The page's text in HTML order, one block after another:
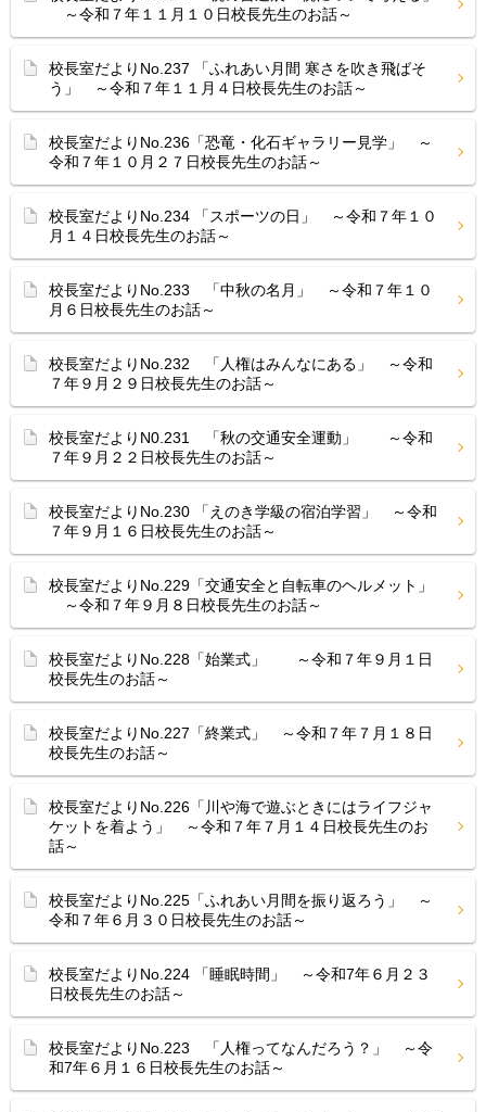
～令和７年１１月１０日校長先生のお話～
校長室だよりNo.237 「ふれあい月間 寒さを吹き飛ばそ
う」 ～令和７年１１月４日校長先生のお話～
校長室だよりNo.236「恐竜・化石ギャラリー見学」 ～
令和７年１０月２７日校長先生のお話～
校長室だよりNo.234 「スポーツの日」 ～令和７年１０
月１４日校長先生のお話～
校長室だよりNo.233 「中秋の名月」 ～令和７年１０
月６日校長先生のお話～
校長室だよりNo.232 「人権はみんなにある」 ～令和
７年９月２９日校長先生のお話～
校長室だよりN0.231 「秋の交通安全運動」 ～令和
７年９月２２日校長先生のお話～
校長室だよりNo.230 「えのき学級の宿泊学習」 ～令和
７年９月１６日校長先生のお話～
校長室だよりNo.229「交通安全と自転車のヘルメット」
～令和７年９月８日校長先生のお話～
校長室だよりNo.228「始業式」 ～令和７年９月１日
校長先生のお話～
校長室だよりNo.227「終業式」 ～令和７年７月１８日
校長先生のお話～
校長室だよりNo.226「川や海で遊ぶときにはライフジャ
ケットを着よう」 ～令和７年７月１４日校長先生のお
話～
校長室だよりNo.225「ふれあい月間を振り返ろう」 ～
令和７年６月３０日校長先生のお話～
校長室だよりNo.224 「睡眠時間」 ～令和7年６月２３
日校長先生のお話～
校長室だよりNo.223 「人権ってなんだろう？」 ～令
和7年６月１６日校長先生のお話～